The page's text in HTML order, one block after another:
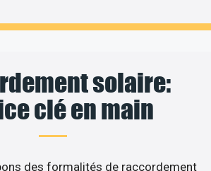
solaire:
clé en main
des formalités de raccordement